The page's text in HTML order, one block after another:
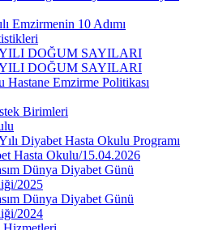
Emzirmenin 10 Adımı
YILI DOĞUM SAYILARI
YILI DOĞUM SAYILARI
Hastane Emzirme Politikası
Birimleri
Diyabet Hasta Okulu Programı
Hasta Okulu/15.04.2026
Dünya Diyabet Günü
2025
Dünya Diyabet Günü
2024